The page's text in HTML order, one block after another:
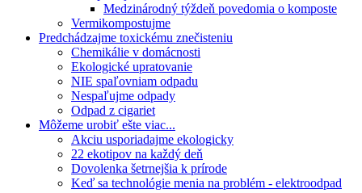
Medzinárodný týždeň povedomia o komposte
Vermikompostujme
Predchádzajme toxickému znečisteniu
Chemikálie v domácnosti
Ekologické upratovanie
NIE spaľovniam odpadu
Nespaľujme odpady
Odpad z cigariet
Môžeme urobiť ešte viac...
Akciu usporiadajme ekologicky
22 ekotipov na každý deň
Dovolenka šetrnejšia k prírode
Keď sa technológie menia na problém - elektroodpad